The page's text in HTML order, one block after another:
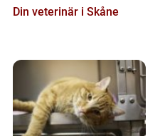
Din veterinär i Skåne